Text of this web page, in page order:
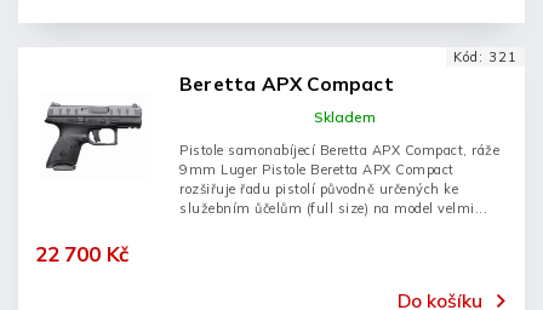
Beretta APX Compact
Skladem
22 700 Kč
Do košíku
Pistole samonabíjecí Beretta APX Compact, ráže
9mm Luger Pistole Beretta APX Compact
rozšiřuje řadu pistolí původně určených ke
služebním ůčelům (full size) na model velmi...
Kód: 321